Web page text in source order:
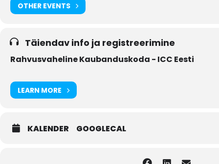
OTHER EVENTS
Täiendav info ja registreerimine
Rahvusvaheline Kaubanduskoda - ICC Eesti
LEARN MORE
KALENDER GOOGLECAL